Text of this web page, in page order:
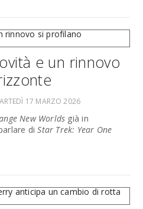
e un rinnovo
17 MARZO 2026
New Worlds già in
diStar Trek: Year One